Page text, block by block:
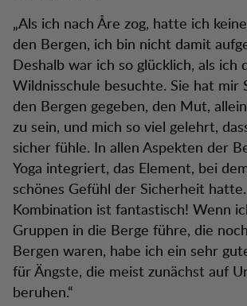
„Als ich nach Åre zog, hatte ich
den Bergen, ich bin nicht damit
Deshalb war ich so glücklich, als ich
Wildnisschule besuchte. Sie hat mir
den Bergen gegeben, den Mut,
zu sein, und mich so viel gelehrt,
sicher fühle. In allen Aspekten der
Yoga integriert, das Element, bei
schönes Gefühl der Sicherheit
Kombination ist fantastisch! Wenn
Gruppen in die Berge führe, die
Bergen waren, habe ich ein sehr
für Ängste, die meist zunächst auf
beruhen.“